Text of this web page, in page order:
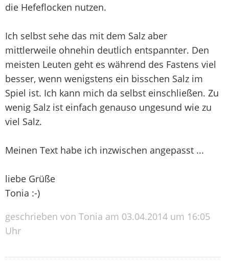
die Hefeflocken nutzen.
Ich selbst sehe das mit dem Salz aber
mittlerweile ohnehin deutlich entspannter. Den
meisten Leuten geht es während des Fastens viel
besser, wenn wenigstens ein bisschen Salz im
Spiel ist. Ich kann mich da selbst einschließen. Zu
wenig Salz ist einfach genauso ungesund wie zu
viel Salz.
Meinen Text habe ich inzwischen angepasst ...
liebe Grüße
Tonia :-)
geschrieben von Tonia am 03.04.2014 um 16:05
Uhr